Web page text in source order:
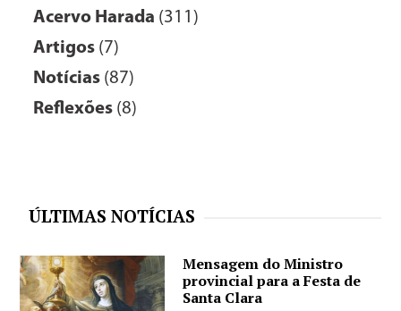
Acervo Harada (311)
Artigos (7)
Notícias (87)
Reflexões (8)
ÚLTIMAS NOTÍCIAS
Mensagem do Ministro
provincial para a Festa de
Santa Clara